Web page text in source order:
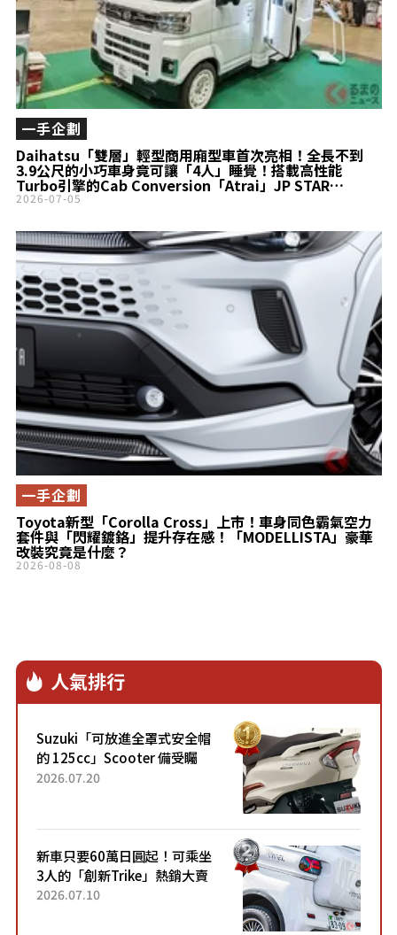
Daihatsu「雙層」輕型商用廂型車首次亮相！全長不到
3.9公尺的小巧車身竟可讓「4人」睡覺！搭載高性能
Turbo引擎的Cab Conversion「Atrai」JP STAR
happy1全新「City Turbo」正式亮相
一手企劃
2026-07-05
Toyota新型「Corolla Cross」上市！車身同色霸氣空力
套件與「閃耀鍍鉻」提升存在感！「MODELLISTA」豪華
改裝究竟是什麼？
一手企劃
2026-08-08
人氣排行
Suzuki「可放進全罩式安全帽
的 125cc」Scooter 備受矚
目！採用全新流線設計與各項
2026.07.20
新車只要60萬日圓起！可乘坐
3人的「創新Trike」熱銷大賣
成為人氣車款！「養車成本真
2026.07.10